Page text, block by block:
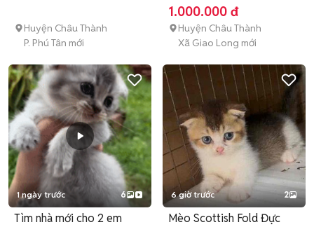
Huyện Châu Thành
P. Phú Tân mới
con (dưới 3 tháng tuổi)
1.000.000 đ
Huyện Châu Thành
Xã Giao Long mới
1 ngày trước 6
Tìm nhà mới cho 2 em
6 giờ trước 2
Mèo Scottish Fold Đực